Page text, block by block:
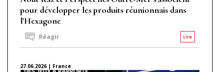
pour développer les produits réunionnais dans
l'Hexagone
Lire
Réagir
27.06.2026 | France